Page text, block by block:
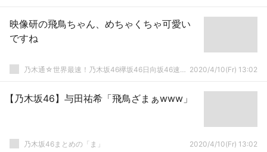
映像研の飛鳥ちゃん、めちゃくちゃ可愛い
ですね
乃木通☆世界最速！乃木坂46欅坂46日向坂46速報まとめ 2020/4/10(Fr) 13:02
【乃木坂46】与田祐希「飛鳥ざまぁwww」
乃木坂46まとめの「ま」 2020/4/10(Fr) 13:02